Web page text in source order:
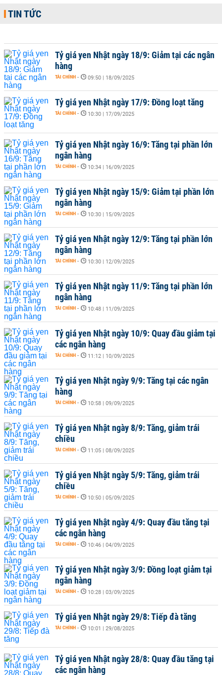
TIN TỨC
Tỷ giá yen Nhật ngày 18/9: Giảm tại các ngân
hàng
TÀI CHÍNH - 09:50 | 18/09/2025
Tỷ giá yen Nhật ngày 17/9: Đồng loạt tăng
TÀI CHÍNH - 10:30 | 17/09/2025
Tỷ giá yen Nhật ngày 16/9: Tăng tại phần lớn
ngân hàng
TÀI CHÍNH - 10:34 | 16/09/2025
Tỷ giá yen Nhật ngày 15/9: Giảm tại phần lớn
ngân hàng
TÀI CHÍNH - 10:30 | 15/09/2025
Tỷ giá yen Nhật ngày 12/9: Tăng tại phần lớn
ngân hàng
TÀI CHÍNH - 10:30 | 12/09/2025
Tỷ giá yen Nhật ngày 11/9: Tăng tại phần lớn
ngân hàng
TÀI CHÍNH - 10:48 | 11/09/2025
Tỷ giá yen Nhật ngày 10/9: Quay đầu giảm tại
các ngân hàng
TÀI CHÍNH - 11:12 | 10/09/2025
Tỷ giá yen Nhật ngày 9/9: Tăng tại các ngân
hàng
TÀI CHÍNH - 10:58 | 09/09/2025
Tỷ giá yen Nhật ngày 8/9: Tăng, giảm trái
chiều
TÀI CHÍNH - 11:05 | 08/09/2025
Tỷ giá yen Nhật ngày 5/9: Tăng, giảm trái
chiều
TÀI CHÍNH - 10:50 | 05/09/2025
Tỷ giá yen Nhật ngày 4/9: Quay đầu tăng tại
các ngân hàng
TÀI CHÍNH - 10:46 | 04/09/2025
Tỷ giá yen Nhật ngày 3/9: Đồng loạt giảm tại
ngân hàng
TÀI CHÍNH - 10:28 | 03/09/2025
Tỷ giá yen Nhật ngày 29/8: Tiếp đà tăng
TÀI CHÍNH - 10:01 | 29/08/2025
Tỷ giá yen Nhật ngày 28/8: Quay đầu tăng tại
các ngân hàng